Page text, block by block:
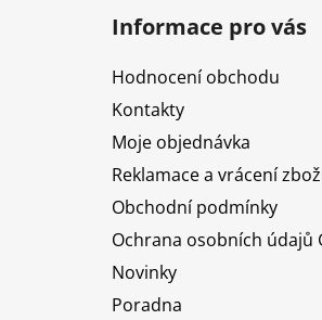
Informace pro vás
Hodnocení obchodu
Kontakty
Moje objednávka
Reklamace a vrácení
Obchodní podmínky
Ochrana osobních údajů
Novinky
Poradna